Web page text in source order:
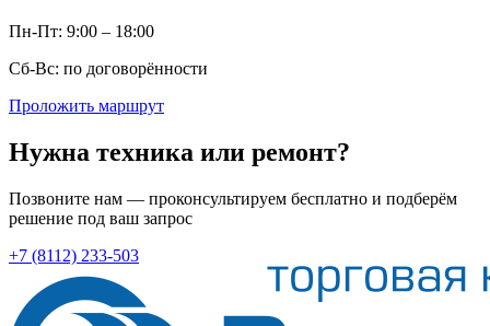
Пн-Пт: 9:00 – 18:00
Сб-Вс: по договорённости
Проложить маршрут
Нужна техника или ремонт?
Позвоните нам — проконсультируем бесплатно и подберём
решение под ваш запрос
+7 (8112) 233-503